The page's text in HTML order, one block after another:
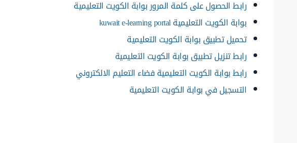
رابط الحصول على كلمة المرور بوابة الكويت التعليمية
بوابة الكويت التعليمية kuwait e-learning portal
تحميل تطبيق بوابة الكويت التعليمية
رابط تنزيل تطبيق بوابة الكويت التعليمية
رابط بوابة الكويت التعليمية فضاء التعليم الالكتروني
التسجيل في بوابة الكويت التعليمية